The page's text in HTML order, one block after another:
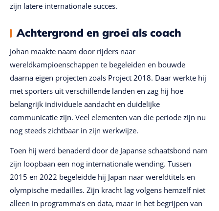
zijn latere internationale succes.
Achtergrond en groei als coach
Johan maakte naam door rijders naar
wereldkampioenschappen te begeleiden en bouwde
daarna eigen projecten zoals Project 2018. Daar werkte hij
met sporters uit verschillende landen en zag hij hoe
belangrijk individuele aandacht en duidelijke
communicatie zijn. Veel elementen van die periode zijn nu
nog steeds zichtbaar in zijn werkwijze.
Toen hij werd benaderd door de Japanse schaatsbond nam
zijn loopbaan een nog internationale wending. Tussen
2015 en 2022 begeleidde hij Japan naar wereldtitels en
olympische medailles. Zijn kracht lag volgens hemzelf niet
alleen in programma’s en data, maar in het begrijpen van